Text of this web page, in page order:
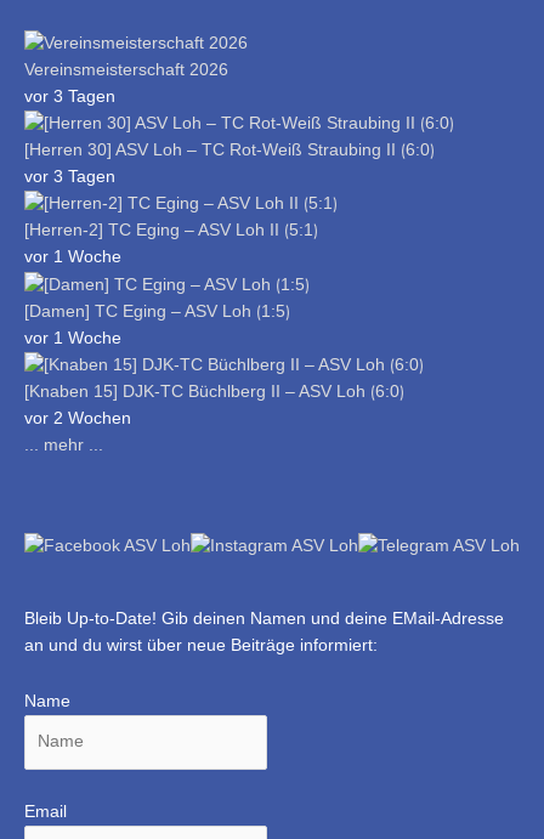
Vereinsmeisterschaft 2026
vor 3 Tagen
[Herren 30] ASV Loh – TC Rot-Weiß Straubing II ⟮6:0⟯
vor 3 Tagen
[Herren-2] TC Eging – ASV Loh II ⟮5:1⟯
vor 1 Woche
[Damen] TC Eging – ASV Loh ⟮1:5⟯
vor 1 Woche
[Knaben 15] DJK-TC Büchlberg II – ASV Loh ⟮6:0⟯
vor 2 Wochen
... mehr ...
Bleib Up-to-Date! Gib deinen Namen und deine EMail-Adresse
an und du wirst über neue Beiträge informiert:
Name
Email